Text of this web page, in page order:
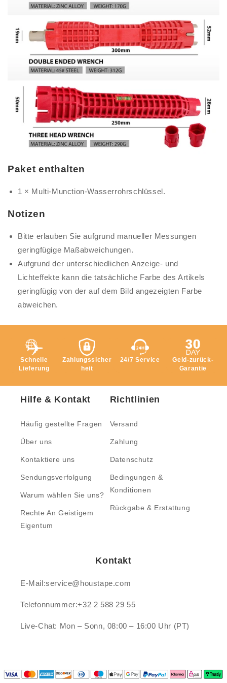
Paket enthalten
1 × Multi-Munction-Wasserrohrschlüssel.
Notizen
Bitte erlauben Sie aufgrund manueller Messungen
geringfügige Maßabweichungen.
Aufgrund der unterschiedlichen Anzeige- und
Lichteffekte kann die tatsächliche Farbe des Artikels
geringfügig von der auf dem Bild angezeigten Farbe
abweichen.
Schnelle
Lieferung
Zahlungssicher
heit
24/7 Service
Geld-zurück-
Garantie
Hilfe & Kontakt
Häufig gestellte Fragen
Über uns
Kontaktiere uns
Sendungsverfolgung
Warum wählen Sie uns?
Rechte An Geistigem
Eigentum
Richtlinien
Versand
Zahlung
Datenschutz
Bedingungen &
Konditionen
Rückgabe & Erstattung
Kontakt
E-Mail:service@houstape.com
Telefonnummer:+32 2 588 29 55
Live-Chat: Mon – Sonn, 08:00 – 16:00 Uhr (PT)